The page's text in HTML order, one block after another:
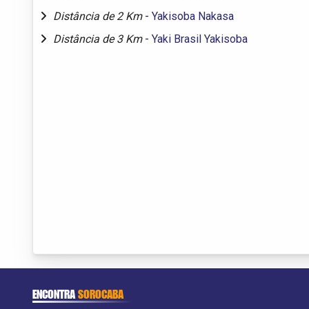
Distância de 2 Km - Yakisoba Nakasa
Distância de 3 Km - Yaki Brasil Yakisoba
ENCONTRASOROCABA